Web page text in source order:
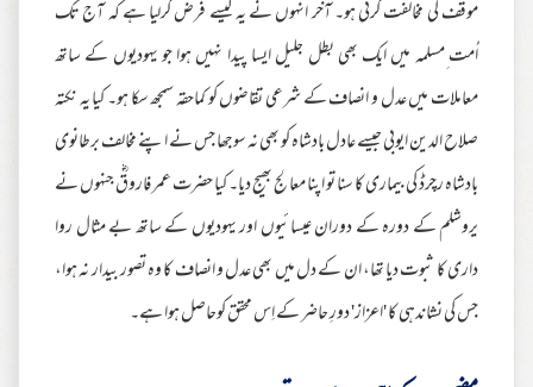
موقف کی مخالفت کرنی ہو۔ آخر انہوں نے یہ کیسے فرض کرلیا ہے کہ آج تک
اُمت ِمسلمہ میں ایک بھی بطل جلیل ایسا پیدا نہیں ہوا جو یہودیوں کے ساتھ
معاملات میں عدل و انصاف کے شرعی تقاضوں کو کماحقہ سمجھ سکا ہو۔ کیا یہ نکتہ
صلاح الدین ایوبی جیسے عادل بادشاہ کو بھی نہ سوجھا جس نے اپنے مخالف برطانوی
بادشاہ رچرڈ کی بیماری کا سنا تو اپنا معالج بھیج دیا۔ کیا حضرت عمر فاروقؓ جنہوں نے
یروشلم کے دورہ کے دوران عیسائیوں اور یہودیوں کے ساتھ بے مثال روا
داری کا ثبوت دیا تھا، ان کے دل میں بھی عدل و انصاف کا وہ تصور بیدار نہ ہوا،
جس کی نشاندہی کا 'اعزاز' دورِ حاضر کے اِس محقق کوحاصل ہوا ہے۔